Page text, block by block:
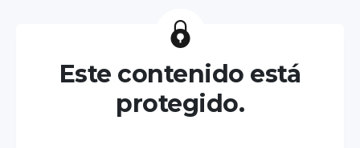
Este contenido está
protegido.